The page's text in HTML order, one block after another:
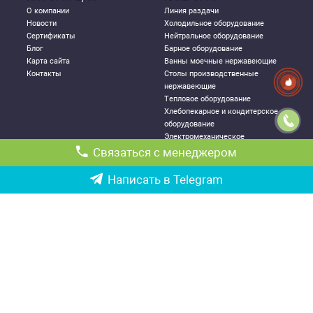
О компании
Новости
Сертификаты
Блог
Карта сайта
Контакты
Линия раздачи
Холодильное оборудование
Нейтральное оборудование
Барное оборудование
Ванны моечные нержавеющие
Столы производственные
нержавеющие
Тепловое оборудование
Хлебопекарное и кондитерское
оборудование
Электромеханическое
оборудование
Посудомоечное оборудование
Стеллажи металлические
Связаться с менеджером
Написать в Telegram